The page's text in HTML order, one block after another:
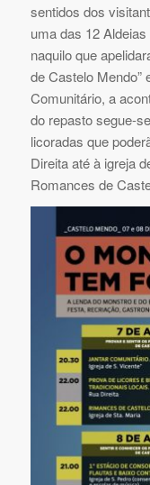
sentidos dos
uma das 12
naquilo que
de Castelo Mendo”
Comunitário, a
do repasto segue-
licoradas que
Direita até à igreja
Romances de